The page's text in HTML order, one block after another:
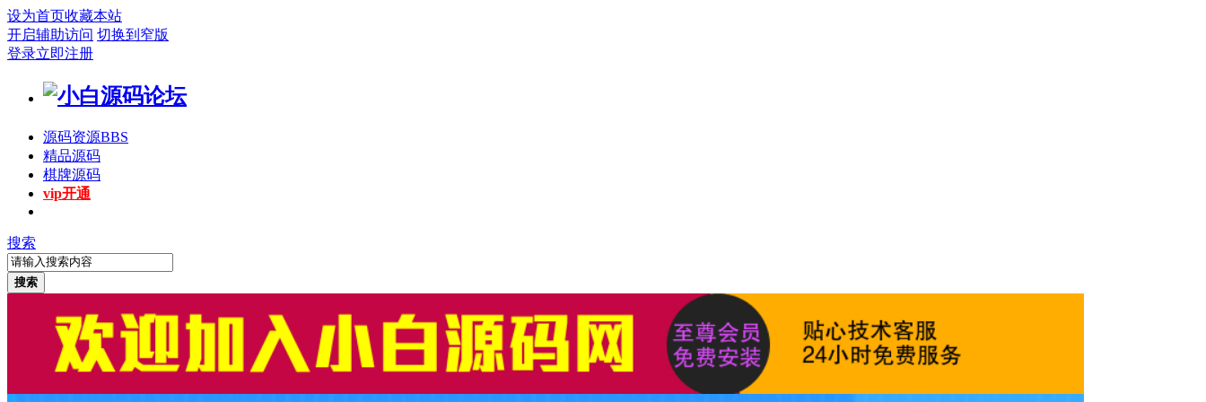
设为首页收藏本站
开启辅助访问 切换到窄版
登录立即注册
源码资源BBS
精品源码
棋牌源码
vip开通
搜索
搜索